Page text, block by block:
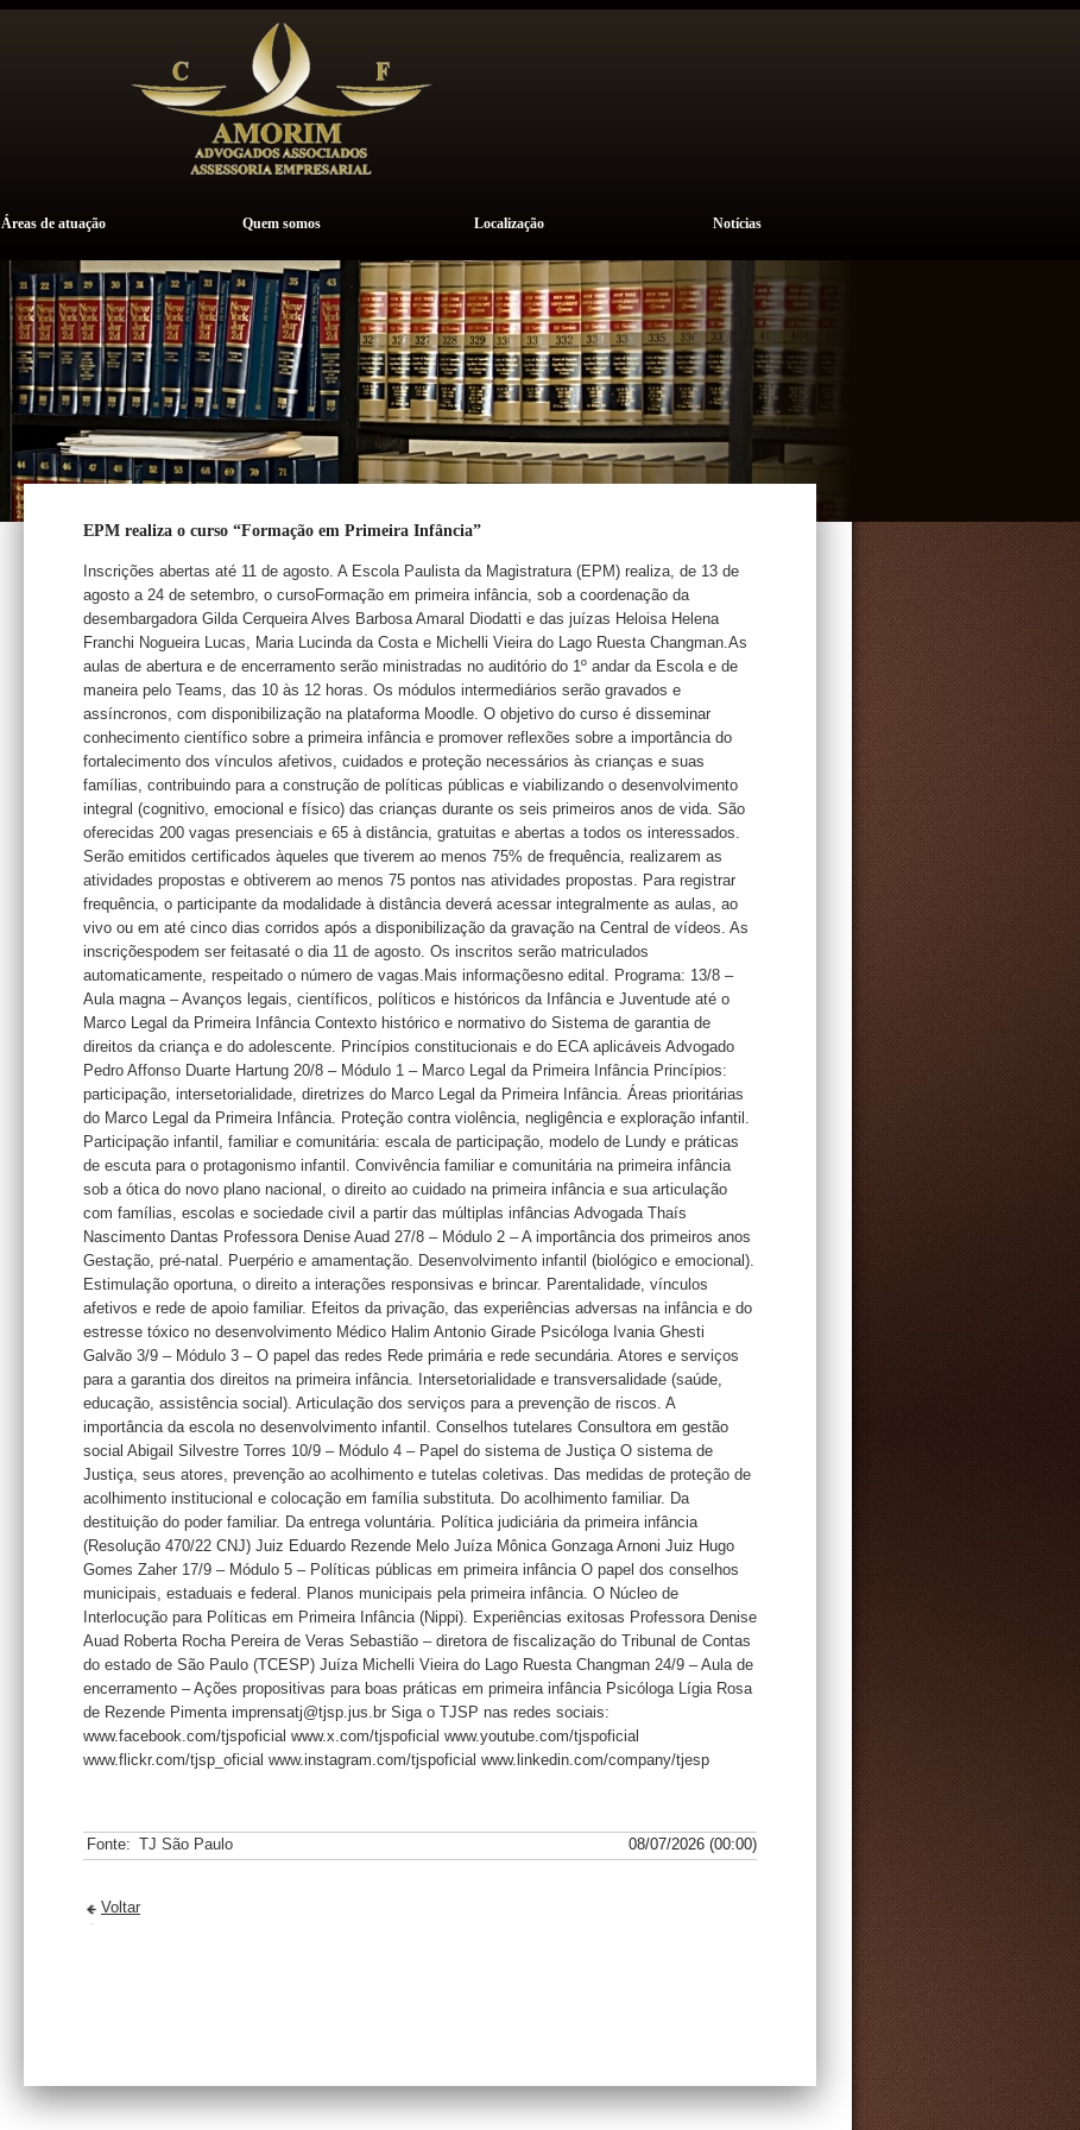
Áreas de atuação Quem somos Localização Notícias
EPM realiza o curso “Formação em Primeira Infância”
Inscrições abertas até 11 de agosto. A Escola Paulista da Magistratura (EPM) realiza, de 13 de
agosto a 24 de setembro, o cursoFormação em primeira infância, sob a coordenação da
desembargadora Gilda Cerqueira Alves Barbosa Amaral Diodatti e das juízas Heloisa Helena
Franchi Nogueira Lucas, Maria Lucinda da Costa e Michelli Vieira do Lago Ruesta Changman.As
aulas de abertura e de encerramento serão ministradas no auditório do 1º andar da Escola e de
maneira pelo Teams, das 10 às 12 horas. Os módulos intermediários serão gravados e
assíncronos, com disponibilização na plataforma Moodle. O objetivo do curso é disseminar
conhecimento científico sobre a primeira infância e promover reflexões sobre a importância do
fortalecimento dos vínculos afetivos, cuidados e proteção necessários às crianças e suas
famílias, contribuindo para a construção de políticas públicas e viabilizando o desenvolvimento
integral (cognitivo, emocional e físico) das crianças durante os seis primeiros anos de vida. São
oferecidas 200 vagas presenciais e 65 à distância, gratuitas e abertas a todos os interessados.
Serão emitidos certificados àqueles que tiverem ao menos 75% de frequência, realizarem as
atividades propostas e obtiverem ao menos 75 pontos nas atividades propostas. Para registrar
frequência, o participante da modalidade à distância deverá acessar integralmente as aulas, ao
vivo ou em até cinco dias corridos após a disponibilização da gravação na Central de vídeos. As
inscriçõespodem ser feitasaté o dia 11 de agosto. Os inscritos serão matriculados
automaticamente, respeitado o número de vagas.Mais informaçõesno edital. Programa: 13/8 –
Aula magna – Avanços legais, científicos, políticos e históricos da Infância e Juventude até o
Marco Legal da Primeira Infância Contexto histórico e normativo do Sistema de garantia de
direitos da criança e do adolescente. Princípios constitucionais e do ECA aplicáveis Advogado
Pedro Affonso Duarte Hartung 20/8 – Módulo 1 – Marco Legal da Primeira Infância Princípios:
participação, intersetorialidade, diretrizes do Marco Legal da Primeira Infância. Áreas prioritárias
do Marco Legal da Primeira Infância. Proteção contra violência, negligência e exploração infantil.
Participação infantil, familiar e comunitária: escala de participação, modelo de Lundy e práticas
de escuta para o protagonismo infantil. Convivência familiar e comunitária na primeira infância
sob a ótica do novo plano nacional, o direito ao cuidado na primeira infância e sua articulação
com famílias, escolas e sociedade civil a partir das múltiplas infâncias Advogada Thaís
Nascimento Dantas Professora Denise Auad 27/8 – Módulo 2 – A importância dos primeiros anos
Gestação, pré-natal. Puerpério e amamentação. Desenvolvimento infantil (biológico e emocional).
Estimulação oportuna, o direito a interações responsivas e brincar. Parentalidade, vínculos
afetivos e rede de apoio familiar. Efeitos da privação, das experiências adversas na infância e do
estresse tóxico no desenvolvimento Médico Halim Antonio Girade Psicóloga Ivania Ghesti
Galvão 3/9 – Módulo 3 – O papel das redes Rede primária e rede secundária. Atores e serviços
para a garantia dos direitos na primeira infância. Intersetorialidade e transversalidade (saúde,
educação, assistência social). Articulação dos serviços para a prevenção de riscos. A
importância da escola no desenvolvimento infantil. Conselhos tutelares Consultora em gestão
social Abigail Silvestre Torres 10/9 – Módulo 4 – Papel do sistema de Justiça O sistema de
Justiça, seus atores, prevenção ao acolhimento e tutelas coletivas. Das medidas de proteção de
acolhimento institucional e colocação em família substituta. Do acolhimento familiar. Da
destituição do poder familiar. Da entrega voluntária. Política judiciária da primeira infância
(Resolução 470/22 CNJ) Juiz Eduardo Rezende Melo Juíza Mônica Gonzaga Arnoni Juiz Hugo
Gomes Zaher 17/9 – Módulo 5 – Políticas públicas em primeira infância O papel dos conselhos
municipais, estaduais e federal. Planos municipais pela primeira infância. O Núcleo de
Interlocução para Políticas em Primeira Infância (Nippi). Experiências exitosas Professora Denise
Auad Roberta Rocha Pereira de Veras Sebastião – diretora de fiscalização do Tribunal de Contas
do estado de São Paulo (TCESP) Juíza Michelli Vieira do Lago Ruesta Changman 24/9 – Aula de
encerramento – Ações propositivas para boas práticas em primeira infância Psicóloga Lígia Rosa
de Rezende Pimenta imprensatj@tjsp.jus.br Siga o TJSP nas redes sociais:
www.facebook.com/tjspoficial www.x.com/tjspoficial www.youtube.com/tjspoficial
www.flickr.com/tjsp_oficial www.instagram.com/tjspoficial www.linkedin.com/company/tjesp
Fonte: TJ São Paulo 08/07/2026 (00:00)
Voltar